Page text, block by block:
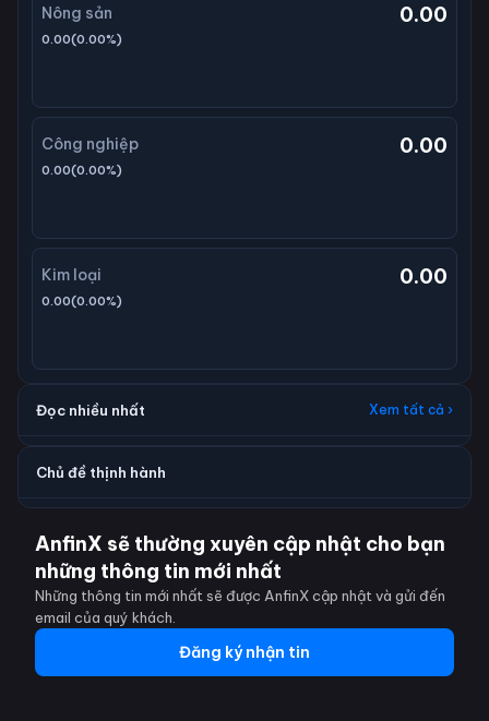
Nông sản 0.00
0.00(0.00%)
Công nghiệp 0.00
0.00(0.00%)
Kim loại 0.00
0.00(0.00%)
Đọc nhiều nhất Xem tất cả ›
Chủ đề thịnh hành
AnfinX sẽ thường xuyên cập nhật cho bạn
những thông tin mới nhất
Những thông tin mới nhất sẽ được AnfinX cập nhật và gửi đến
email của quý khách.
Đăng ký nhận tin